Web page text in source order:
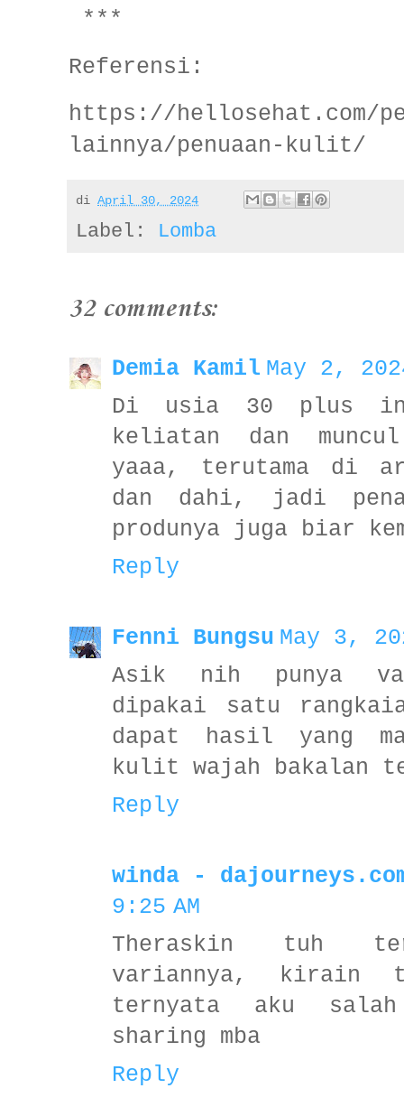
***
Referensi:
https://
lainnya/penuaan-kulit/
di April 30, 2024
Label: Lomba
32 comments:
Demia Kamil May 2,
Di usia 30 plus ini
keliatan dan
yaaa, terutama di
dan dahi, jadi
produnya juga biar
Reply
Fenni Bungsu May 3,
Asik nih punya
dipakai satu
dapat hasil yang
kulit wajah bakalan
Reply
winda -
9:25 AM
Theraskin tuh
variannya, kirain
ternyata aku
sharing mba
Reply